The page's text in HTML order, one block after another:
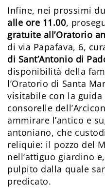
Infine, nei prossimi
alle ore 11.00,
gratuite all’Oratorio
di via Papafava, 6,
di Sant’Antonio di
disponibilità della
l’Oratorio di Santa
visitabile con la
consorelle
ammirare l’antico e
antoniano, che
reliquie: il pozzo del
nell’attiguo giardino
pulpito dalla quale
predicato.